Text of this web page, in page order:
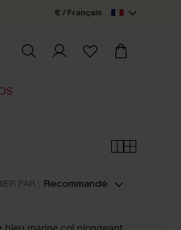
€ / Français
PAR : Recommandé